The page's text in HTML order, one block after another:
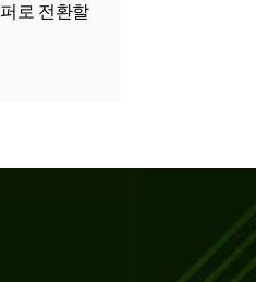
로 전환할